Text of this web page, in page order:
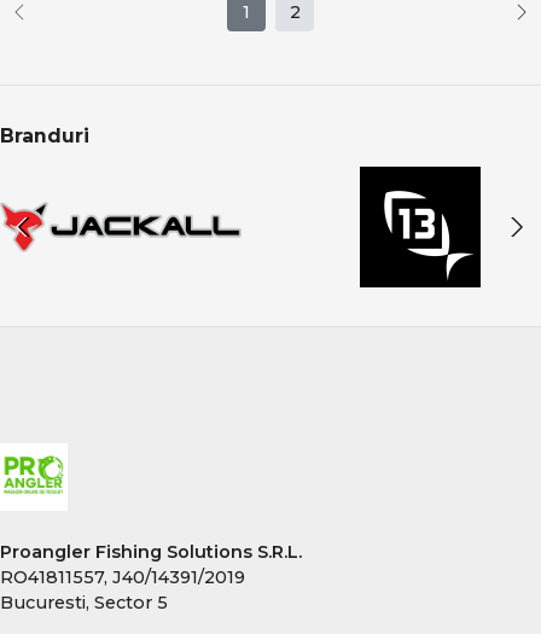
1 2
Branduri
Proangler Fishing Solutions S.R.L.
RO41811557, J40/14391/2019
Bucuresti, Sector 5